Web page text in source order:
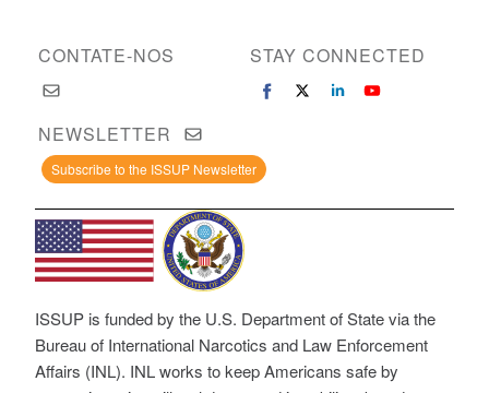
CONTATE-NOS STAY CONNECTED
NEWSLETTER
Subscribe to the ISSUP Newsletter
ISSUP is funded by the U.S. Department of State via the
Bureau of International Narcotics and Law Enforcement
Affairs (INL). INL works to keep Americans safe by